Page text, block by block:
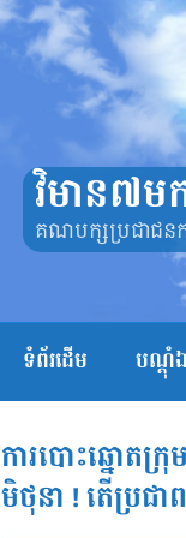
វិមាន៧ម
គណបក្សប្រជាជនក
ទំព័រដើម បណ្តុំ
ការបោះឆ្នោតក្
មិថុនា ! តើប្រជា